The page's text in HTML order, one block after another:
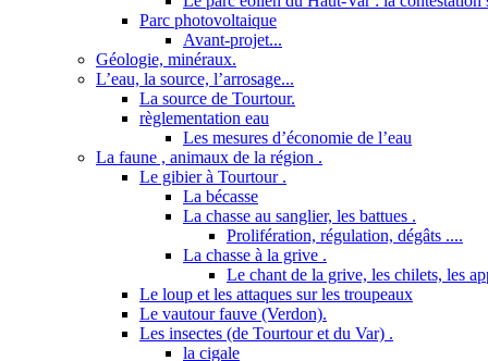
Parc photovoltaique
Avant-projet...
Géologie, minéraux.
L’eau, la source, l’arrosage...
La source de Tourtour.
règlementation eau
Les mesures d’économie de l’eau
La faune , animaux de la région .
Le gibier à Tourtour .
La bécasse
La chasse au sanglier, les battues .
Prolifération, régulation, dégâts ....
La chasse à la grive .
Le chant de la grive, les chilets, les
Le loup et les attaques sur les troupeaux
Le vautour fauve (Verdon).
Les insectes (de Tourtour et du Var) .
la cigale